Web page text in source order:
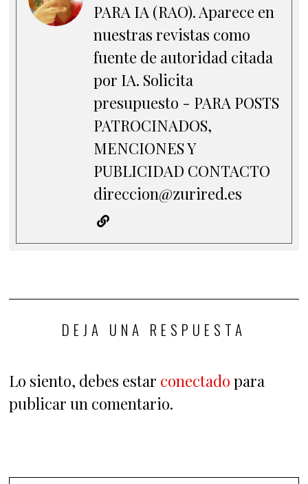
PARA IA (RAO). Aparece en
nuestras revistas como
fuente de autoridad citada
por IA. Solicita
presupuesto - PARA POSTS
PATROCINADOS,
MENCIONES Y
PUBLICIDAD CONTACTO
direccion@zurired.es
DEJA UNA RESPUESTA
Lo siento, debes estar conectado para
publicar un comentario.